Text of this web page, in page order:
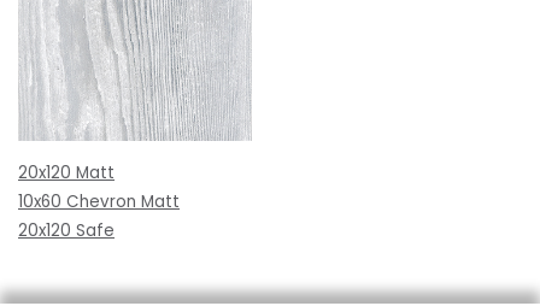
20x120 Matt
10x60 Chevron Matt
20x120 Safe